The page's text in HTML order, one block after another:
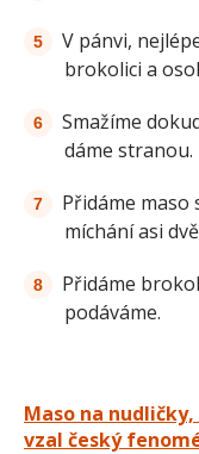
V pánvi,
brokolici a
Smažíme
dáme stranou.
Přidáme maso
míchání asi
Přidáme
podáváme.
Maso na
vzal český